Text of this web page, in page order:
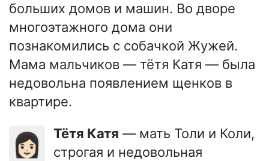
больших домов и машин. Во дворе
многоэтажного дома они
познакомились с собачкой Жужей.
Мама мальчиков — тётя Катя — была
недовольна появлением щенков в
квартире.
👩🏻 Тётя Катя — мать Толи и Коли,
строгая и недовольная